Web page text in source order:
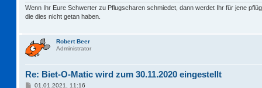
Wenn Ihr Eure Schwerter zu Pflugscharen schmiedet, dann werdet Ihr für jene
die dies nicht getan haben.
Robert Beer
Administrator
Re: Biet-O-Matic wird zum 30.11.2020 eingestellt
B01.01.2021, 11:16